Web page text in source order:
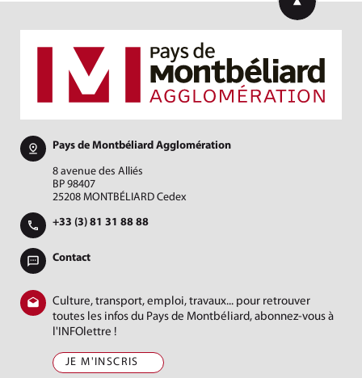
Pays de Montbéliard Agglomération
8 avenue des Alliés
BP 98407
25208 MONTBÉLIARD Cedex
+33 (3) 81 31 88 88
Contact
Culture, transport, emploi, travaux... pour retrouver
toutes les infos du Pays de Montbéliard, abonnez-vous à
l'INFOlettre !
JE M'INSCRIS